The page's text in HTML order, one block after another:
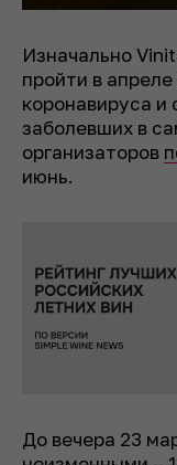
Изначально
пройти в
коронавируса и
заболевших в
организаторов
июнь.
До вечера 23